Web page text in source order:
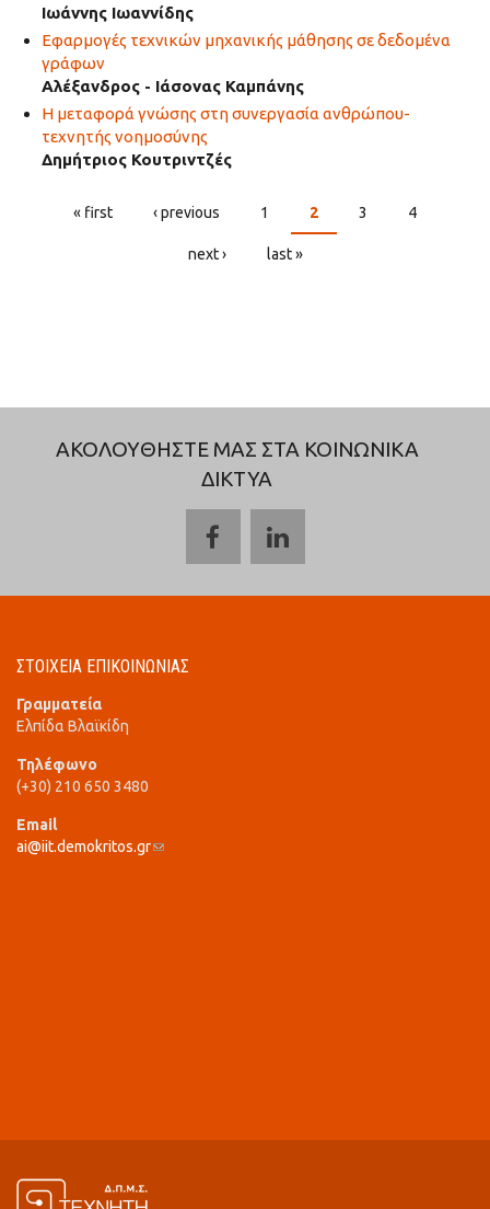
Ιωάννης Ιωαννίδης
Εφαρμογές τεχνικών μηχανικής μάθησης σε δεδομένα
γράφων
Αλέξανδρος - Ιάσονας Καμπάνης
Η μεταφορά γνώσης στη συνεργασία ανθρώπου-
τεχνητής νοημοσύνης
Δημήτριος Κουτριντζές
PAGES
« first ‹ previous 1 2 3 4
next › last »
ΑΚΟΛΟΥΘΗΣΤΕ ΜΑΣ ΣΤΑ ΚΟΙΝΩΝΙΚΑ
ΔΙΚΤΥΑ
ΣΤΟΙΧΕΙΑ ΕΠΙΚΟΙΝΩΝΙΑΣ
Γραμματεία
Ελπίδα Βλαϊκίδη
Τηλέφωνο
(+30) 210 650 3480
Email
ai@iit.demokritos.gr(link sends e-mail)